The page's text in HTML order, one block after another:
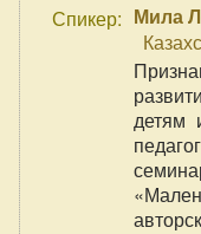
Спикер: Мила
детям